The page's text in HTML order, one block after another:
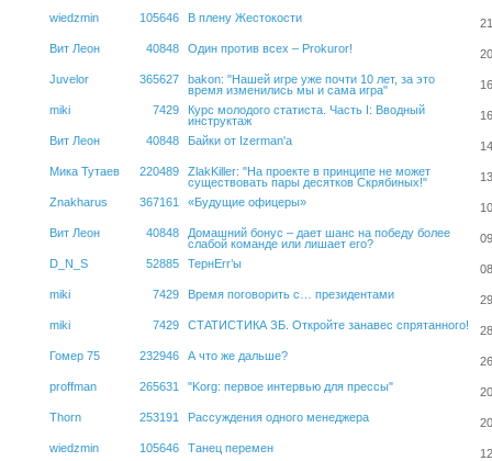
wiedzmin
105646 В плену Жестокости
Вит Леон
40848 Один против всех – Prokuror!
Juvelor
365627
bakon: "Нашей игре уже почти 10 лет, за это
время изменились мы и сама игра"
miki
7429
Курс молодого статиста. Часть I: Вводный
инструктаж
Вит Леон
40848 Байки от Izerman'а
Мика Тутаев
220489
ZlakKiller: "На проекте в принципе не может
существовать пары десятков Скрябиных!"
Znakharus
367161 «Будущие офицеры»
Вит Леон
40848
Домашний бонус – дает шанс на победу более
слабой команде или лишает его?
D_N_S
52885 ТернErr’ы
miki
7429 Время поговорить с… президентами
miki
7429 СТАТИСТИКА ЗБ. Откройте занавес спрятанного!
Гомер 75
232946 А что же дальше?
proffman
265631 "Korg: первое интервью для прессы"
Thorn
253191 Рассуждения одного менеджера
wiedzmin
105646 Танец перемен